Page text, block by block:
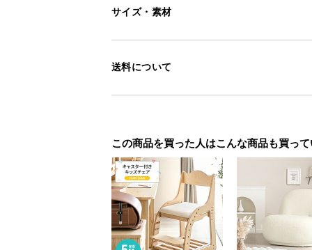
サイズ・素材
送料について
この商品を買った人はこんな商品も買っ